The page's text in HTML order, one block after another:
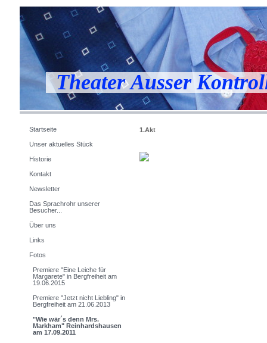
Theater Ausser
Startseite
Unser aktuelles Stück
Historie
Kontakt
Newsletter
Das Sprachrohr unserer
Besucher...
Über uns
Links
Fotos
Premiere "Eine Leiche für
Margarete" in Bergfreiheit am
19.06.2015
Premiere "Jetzt nicht Liebling" in
Bergfreiheit am 21.06.2013
"Wie wär´s denn Mrs.
Markham" Reinhardshausen
am 17.09.2011
1.Akt